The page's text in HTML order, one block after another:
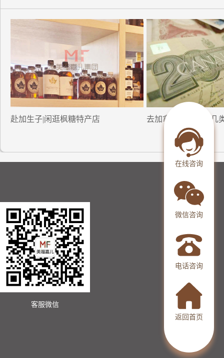
赴加生子|闲逛枫糖特产店 去加拿大生小孩的几
在线咨询
微信咨询
电话咨询
返回首页
客服微信